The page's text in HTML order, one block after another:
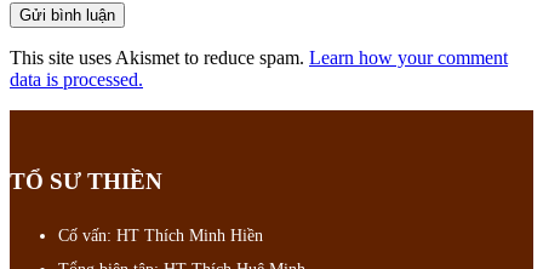
This site uses Akismet to reduce spam. Learn how your comment
data is processed.
TỔ SƯ THIỀN
Cố vấn: HT Thích Minh Hiền